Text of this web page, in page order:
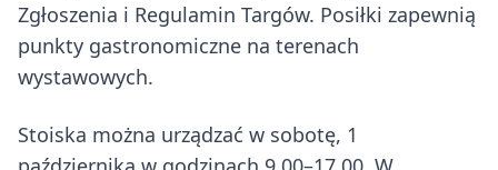
Zgłoszenia i Regulamin Targów. Posiłki zapewnią
punkty gastronomiczne na terenach
wystawowych.
Stoiska można urządzać w sobotę, 1